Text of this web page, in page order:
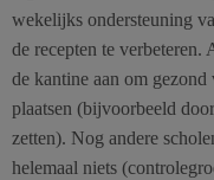
wekelijks ondersteuning
de recepten te verbeteren.
de kantine aan om
plaatsen (bijvoorbeeld
zetten). Nog andere
helemaal niets